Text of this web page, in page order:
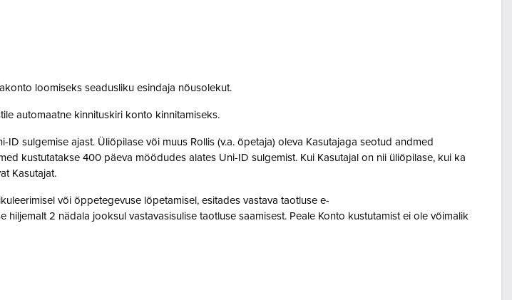
loomiseks seadusliku esindaja nõusolekut.
automaatne kinnituskiri konto kinnitamiseks.
sulgemise ajast. Üliõpilase või muus Rollis (v.a. õpetaja) oleva Kasutajaga seotud andmed
kustutatakse 400 päeva möödudes alates Uni-ID sulgemist. Kui Kasutajal on nii üliõpilase, kui ka
Kasutajat.
või õppetegevuse lõpetamisel, esitades vastava taotluse e-
hiljemalt 2 nädala jooksul vastavasisulise taotluse saamisest. Peale Konto kustutamist ei ole võimalik